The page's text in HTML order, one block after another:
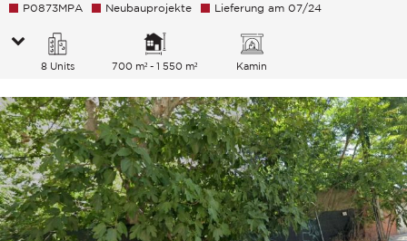
P0873MPA
Neubauprojekte Lieferung am 07/24
8 Units 700 m² - 1 550 m² Kamin